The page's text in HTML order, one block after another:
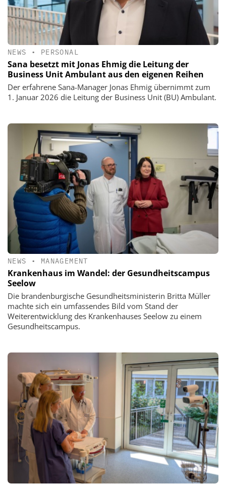
NEWS • PERSONAL
Sana besetzt mit Jonas Ehmig die Leitung der
Business Unit Ambulant aus den eigenen Reihen
Der erfahrene Sana-Manager Jonas Ehmig übernimmt zum
1. Januar 2026 die Leitung der Business Unit (BU) Ambulant.
NEWS • MANAGEMENT
Krankenhaus im Wandel: der Gesundheitscampus
Seelow
Die brandenburgische Gesundheitsministerin Britta Müller
machte sich ein umfassendes Bild vom Stand der
Weiterentwicklung des Krankenhauses Seelow zu einem
Gesundheitscampus.